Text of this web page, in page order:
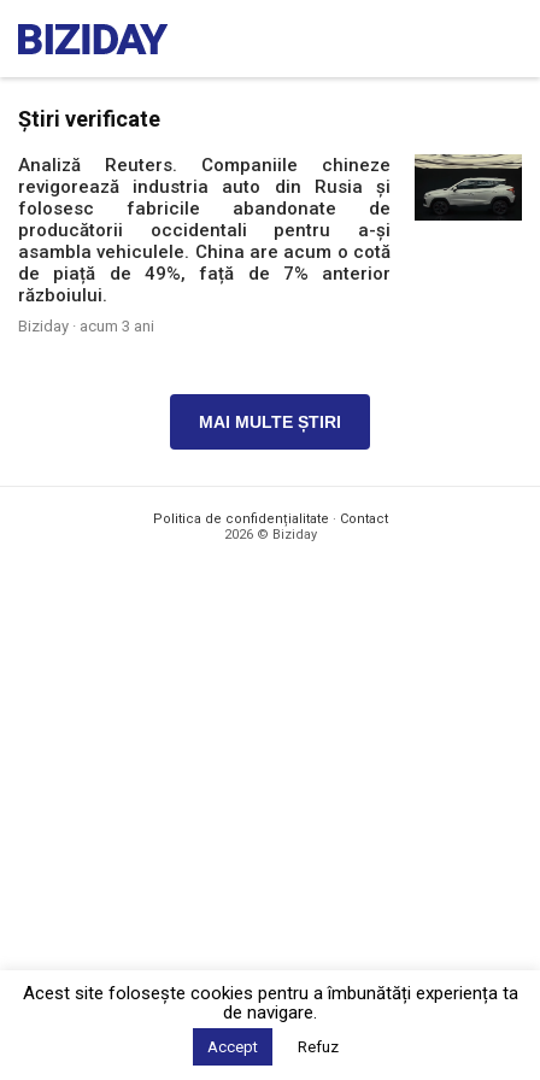
Știri verificate
Analiză Reuters. Companiile chineze
revigorează industria auto din Rusia și
folosesc fabricile abandonate de
producătorii occidentali pentru a-și
asambla vehiculele. China are acum o cotă
de piață de 49%, față de 7% anterior
războiului.
Biziday · acum 3 ani
MAI MULTE ȘTIRI
Politica de confidențialitate · Contact
2026 © Biziday
Acest site foloseşte cookies pentru a îmbunătăți experiența ta
de navigare.
Accept Refuz